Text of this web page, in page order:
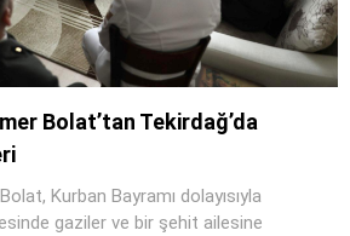
Bolat’tan Tekirdağ’da
Kurban Bayramı dolayısıyla
gaziler ve bir şehit ailesine